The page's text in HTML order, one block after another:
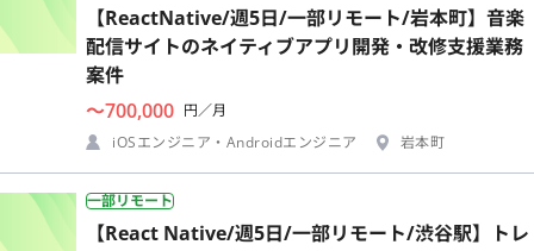
【ReactNative/週5日/一部リモート/岩本町】音楽
配信サイトのネイティブアプリ開発・改修支援業務
案件
〜700,000 円／月
iOSエンジニア・Androidエンジニア
岩本町
一部リモート
【React Native/週5日/一部リモート/渋谷駅】トレ